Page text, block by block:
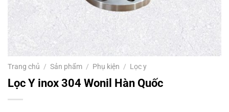
Trang chủ / Sản phẩm / Phụ kiện / Lọc y
Lọc Y inox 304 Wonil Hàn Quốc